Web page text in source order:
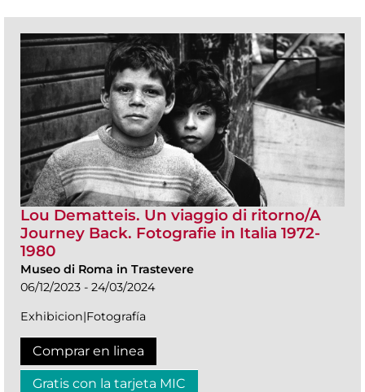
Lou Dematteis. Un viaggio di ritorno/A
Journey Back. Fotografie in Italia 1972-
1980
Museo di Roma in Trastevere
06/12/2023 - 24/03/2024
Exhibicion|Fotografía
Comprar en linea
Gratis con la tarjeta MIC